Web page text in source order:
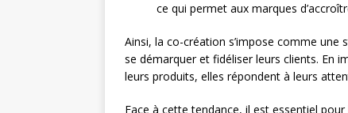
ce qui permet aux marques
Ainsi, la co-création s’impose comme
se démarquer et fidéliser leurs clients. En
leurs produits, elles répondent à leurs
Face à cette tendance, il est essentiel